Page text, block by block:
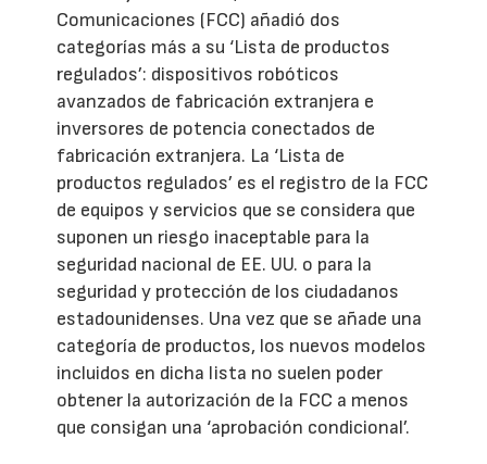
Comunicaciones (FCC) añadió dos
categorías más a su ‘Lista de productos
regulados’: dispositivos robóticos
avanzados de fabricación extranjera e
inversores de potencia conectados de
fabricación extranjera. La ‘Lista de
productos regulados’ es el registro de la FCC
de equipos y servicios que se considera que
suponen un riesgo inaceptable para la
seguridad nacional de EE. UU. o para la
seguridad y protección de los ciudadanos
estadounidenses. Una vez que se añade una
categoría de productos, los nuevos modelos
incluidos en dicha lista no suelen poder
obtener la autorización de la FCC a menos
que consigan una ‘aprobación condicional’.